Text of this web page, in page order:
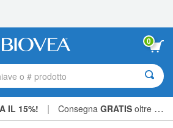
0
o # prodotto
IL 15%! | Consegna GRATIS oltre CHF 56.00 »